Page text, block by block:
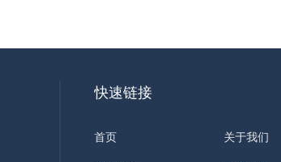
快速链接
首页 关于我们